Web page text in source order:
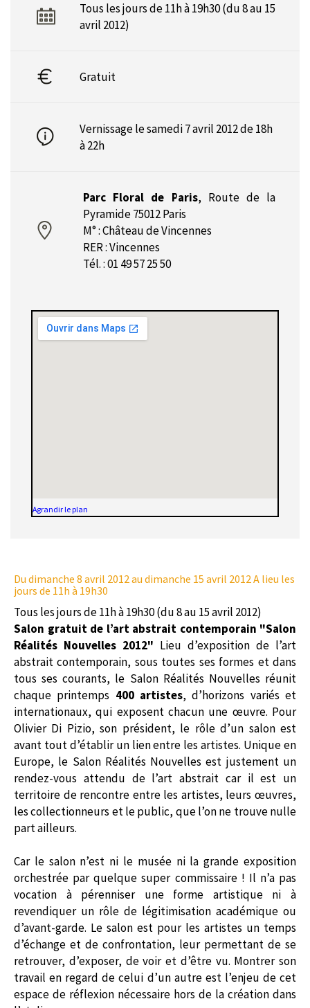
Tous les jours de 11h à 19h30 (du 8 au 15
avril 2012)
Gratuit
Vernissage le samedi 7 avril 2012 de 18h
à 22h
Parc Floral de Paris, Route de la
Pyramide 75012 Paris
M° : Château de Vincennes
RER : Vincennes
Tél. : 01 49 57 25 50
Agrandir le plan
Du dimanche 8 avril 2012au dimanche 15 avril 2012 A lieu les
jours de 11h à 19h30
Tous les jours de 11h à 19h30 (du 8 au 15 avril 2012)
Salon gratuit de l’art abstrait contemporain "Salon
Réalités Nouvelles 2012" Lieu d’exposition de l’art
abstrait contemporain, sous toutes ses formes et dans
tous ses courants, le Salon Réalités Nouvelles réunit
chaque printemps 400 artistes, d’horizons variés et
internationaux, qui exposent chacun une œuvre. Pour
Olivier Di Pizio, son président, le rôle d’un salon est
avant tout d’établir un lien entre les artistes. Unique en
Europe, le Salon Réalités Nouvelles est justement un
rendez-vous attendu de l’art abstrait car il est un
territoire de rencontre entre les artistes, leurs œuvres,
les collectionneurs et le public, que l’on ne trouve nulle
part ailleurs.
Car le salon n’est ni le musée ni la grande exposition
orchestrée par quelque super commissaire ! Il n’a pas
vocation à pérenniser une forme artistique ni à
revendiquer un rôle de légitimisation académique ou
d’avant-garde. Le salon est pour les artistes un temps
d’échange et de confrontation, leur permettant de se
retrouver, d’exposer, de voir et d’être vu. Montrer son
travail en regard de celui d’un autre est l’enjeu de cet
espace de réflexion nécessaire hors de la création dans